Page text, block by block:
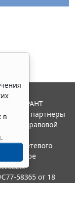
в
.
ГАРАНТ
и ее партнеры
правовой
сетевого
в сфере
58365 от 18